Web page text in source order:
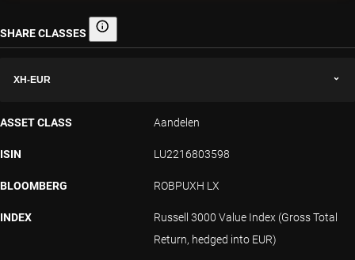
SHARE CLASSES Share classes
XH-EUR
ASSET CLASS Aandelen
ISIN LU2216803598
BLOOMBERG ROBPUXH LX
INDEX
Russell 3000 Value Index (Gross Total
Return, hedged into EUR)